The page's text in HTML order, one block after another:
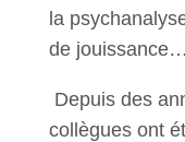
la
de jouissance…
Depuis des
collègues ont